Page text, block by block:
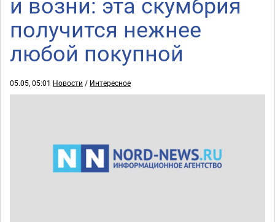
получится нежнее
любой покупной
05.05, 05:01 Новости / Интересное